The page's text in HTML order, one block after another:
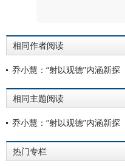
相同作者阅读
乔小慧：“射以观德”内涵新探
相同主题阅读
乔小慧：“射以观德”内涵新探
热门专栏